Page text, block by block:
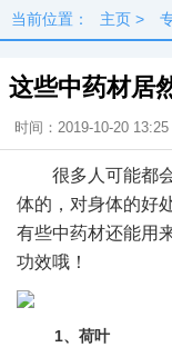
当前位置： 主页 >
这些中药材居
时间：2019-10-20 13:25
很多人可能都
体的，对身体的好
有些中药材还能用
功效哦！
1、荷叶